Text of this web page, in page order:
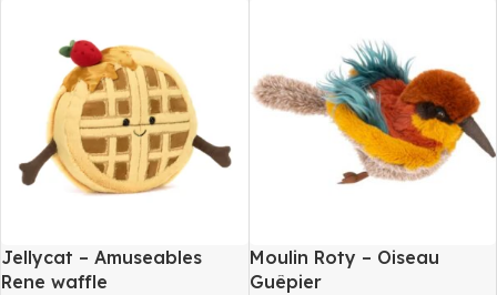
Jellycat – Amuseables
Rene waffle
Moulin Roty – Oiseau
Guêpier